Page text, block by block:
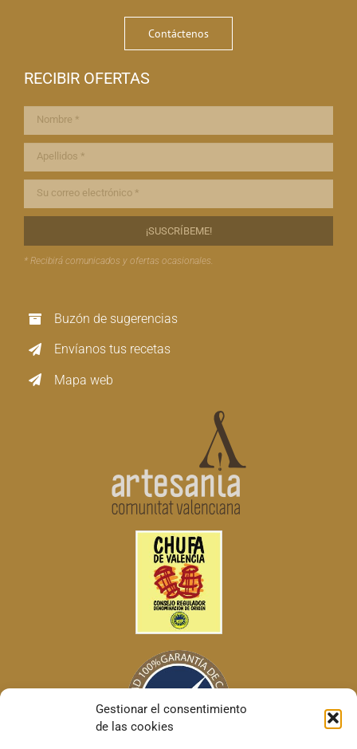
Gestionar el consentimiento
de las cookies
Contáctenos
RECIBIR OFERTAS
* Recibirá comunicados y ofertas ocasionales.
Buzón de sugerencias
Envíanos tus recetas
Mapa web